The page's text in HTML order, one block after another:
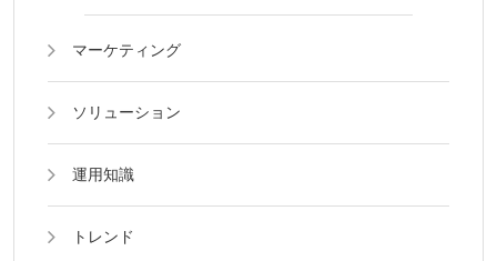
マーケティング
ソリューション
運用知識
トレンド